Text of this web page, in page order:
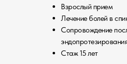
Взрослый прием
Лечение болей в
Сопровождение
Стаж 15 лет